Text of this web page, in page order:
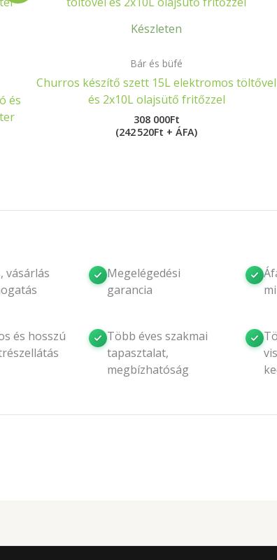
és
Készleten
Bár és büfé
Churros készítő szett 15L elektromos töltővel
és 2x10L olajsütő fritőzzel
308 000Ft
(242 520Ft + ÁFA)
vásárlás
Megelégedési
garancia
és hosszú
Több éves szakmai
tapasztalat,
megbízhatóság